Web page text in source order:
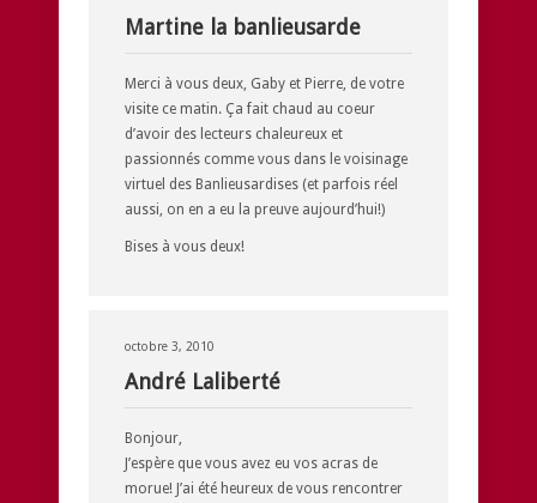
Martine la banlieusarde
Merci à vous deux, Gaby et Pierre, de votre
visite ce matin. Ça fait chaud au coeur
d’avoir des lecteurs chaleureux et
passionnés comme vous dans le voisinage
virtuel des Banlieusardises (et parfois réel
aussi, on en a eu la preuve aujourd’hui!)
Bises à vous deux!
octobre 3, 2010
André Laliberté
Bonjour,
J’espère que vous avez eu vos acras de
morue! J’ai été heureux de vous rencontrer